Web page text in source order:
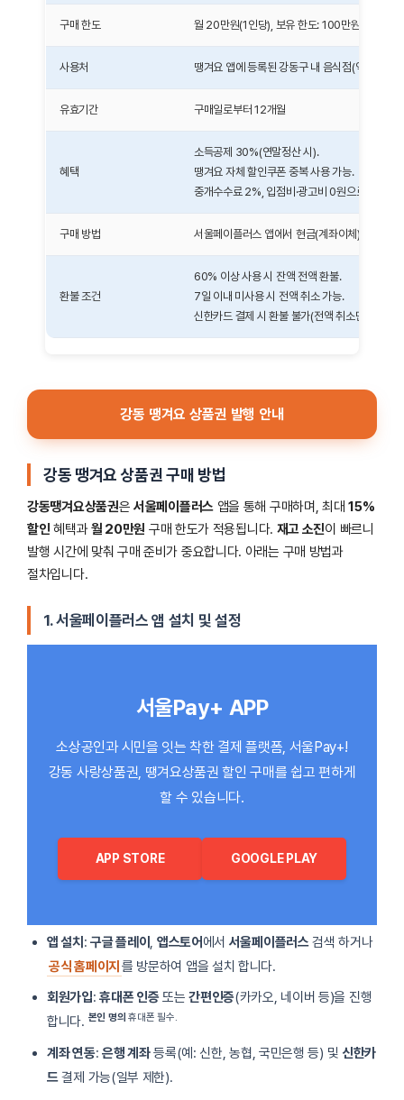
구매 한도 월 20만원(1인당), 보유 한도: 100만원
사용처 땡겨요 앱에 등록된 강동구 내 음식점(약
유효기간 구매일로부터 12개월
혜택
소득공제 30%(연말정산 시).
땡겨요 자체 할인쿠폰 중복 사용 가능.
중개수수료 2%, 입점비·광고비 0원으로 소상공
구매 방법 서울페이플러스 앱에서 현금(계좌이체) 또는 신
환불 조건
60% 이상 사용 시 잔액 전액 환불.
7일 이내 미사용 시 전액 취소 가능.
신한카드 결제 시 환불 불가(전액 취소만 가능).
강동 땡겨요 상품권 발행 안내
강동 땡겨요 상품권 구매 방법
강동땡겨요상품권은서울페이플러스앱을 통해 구매하며, 최대15%
할인 혜택과월 20만원 구매 한도가 적용됩니다. 재고 소진이 빠르니
발행 시간에 맞춰 구매 준비가 중요합니다. 아래는 구매 방법과
절차입니다.
1. 서울페이플러스 앱 설치 및 설정
서울Pay+ APP
소상공인과 시민을 잇는 착한 결제 플랫폼, 서울Pay+!
강동 사랑상품권, 땡겨요상품권 할인 구매를 쉽고 편하게
할 수 있습니다.
APP STORE GOOGLE PLAY
앱 설치 :구글 플레이 , 앱스토어에서 서울페이플러스검색 하거나
공식 홈페이지 를 방문하여 앱을 설치 합니다.
회원가입:휴대폰 인증또는간편인증(카카오, 네이버 등)을 진행
합니다. 본인 명의 휴대폰 필수.
계좌 연동: 은행 계좌등록(예: 신한, 농협, 국민은행 등) 및 신한카
드결제 가능(일부 제한).